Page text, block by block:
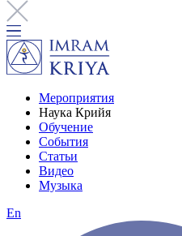
Мероприятия
Наука Крийя
Обучение
События
Статьи
Видео
Музыка
En